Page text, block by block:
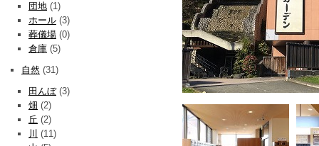
団地 (1)
ホール (3)
葬儀場 (0)
倉庫 (5)
自然 (31)
田んぼ(3)
畑 (2)
丘 (2)
川 (11)